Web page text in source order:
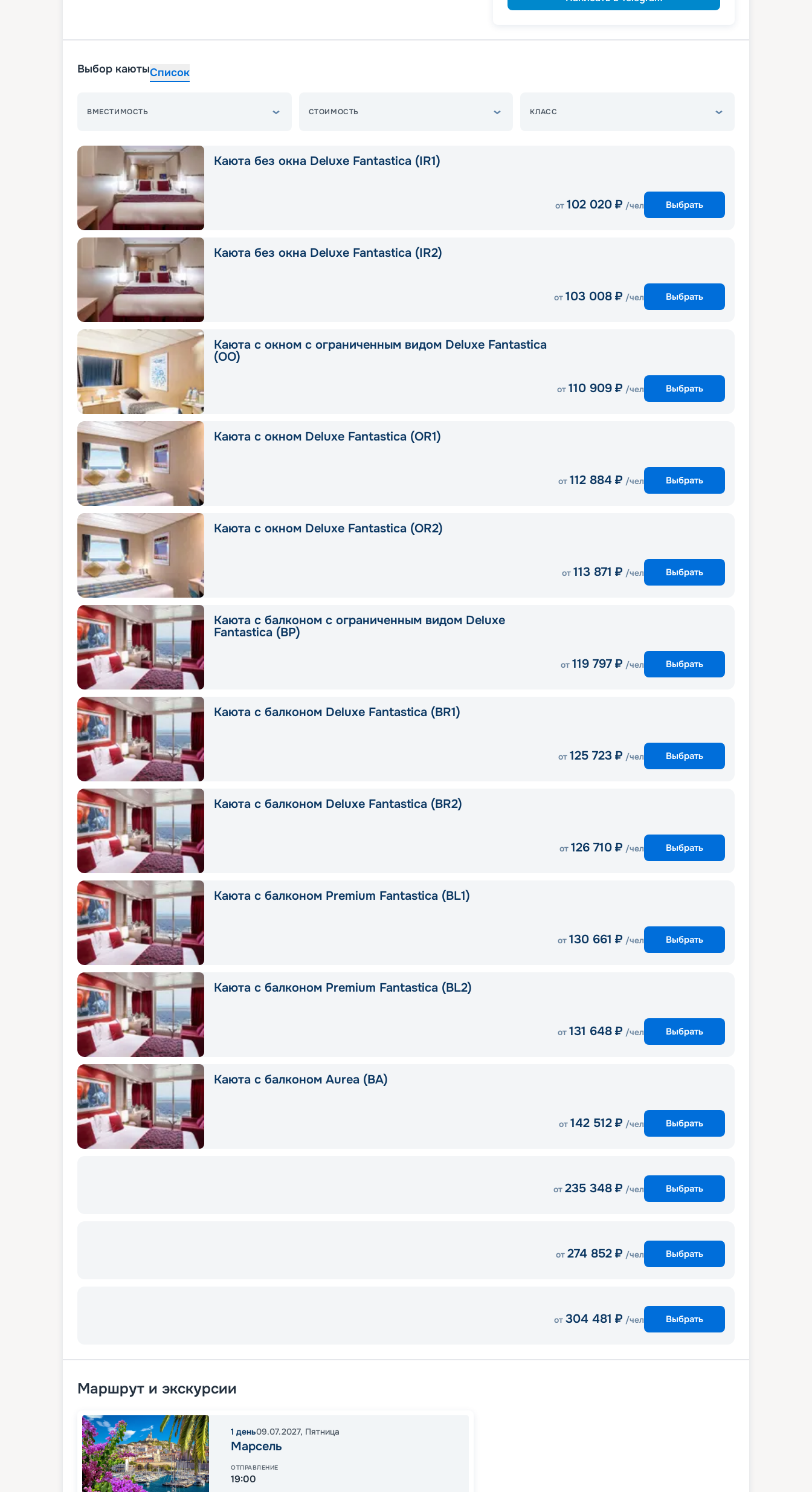
Выбор каютыСписок
ВМЕСТИМОСТЬ СТОИМОСТЬ КЛАСС
Каюта без окна Deluxe Fantastica (IR1)
от 102 020 ₽ /чел Выбрать
Каюта без окна Deluxe Fantastica (IR2)
от 103 008 ₽ /чел Выбрать
Каюта с окном с ограниченным видом Deluxe Fantastica
(OO)
от 110 909 ₽ /чел Выбрать
Каюта с окном Deluxe Fantastica (OR1)
от 112 884 ₽ /чел Выбрать
Каюта с окном Deluxe Fantastica (OR2)
от 113 871 ₽ /чел Выбрать
Каюта с балконом с ограниченным видом Deluxe
Fantastica (BP)
от 119 797 ₽ /чел Выбрать
Каюта с балконом Deluxe Fantastica (BR1)
от 125 723 ₽ /чел Выбрать
Каюта с балконом Deluxe Fantastica (BR2)
от 126 710 ₽ /чел Выбрать
Каюта с балконом Premium Fantastica (BL1)
от 130 661 ₽ /чел Выбрать
Каюта с балконом Premium Fantastica (BL2)
от 131 648 ₽ /чел Выбрать
Каюта с балконом Aurea (BA)
от 142 512 ₽ /чел Выбрать
от 235 348 ₽ /чел Выбрать
от 274 852 ₽ /чел Выбрать
от 304 481 ₽ /чел Выбрать
Маршрут и экскурсии
1 день09.07.2027, Пятница
Марсель
ОТПРАВЛЕНИЕ
19:00